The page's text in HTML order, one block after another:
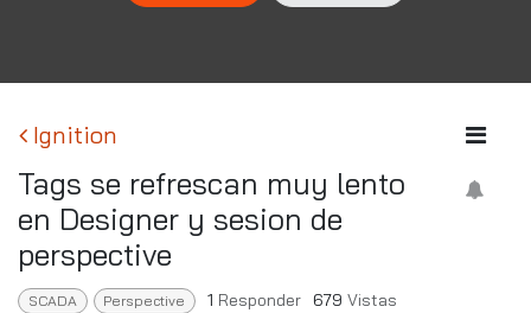
Ignition
Tags se refrescan muy lento
en Designer y sesion de
perspective
SCADA Perspective 1 Responder 679 Vistas